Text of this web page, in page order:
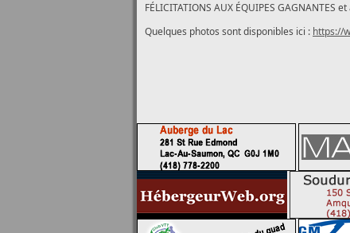
FÉLICITATIONS AUX ÉQUIPES
Quelques photos sont disponibles ici : https://